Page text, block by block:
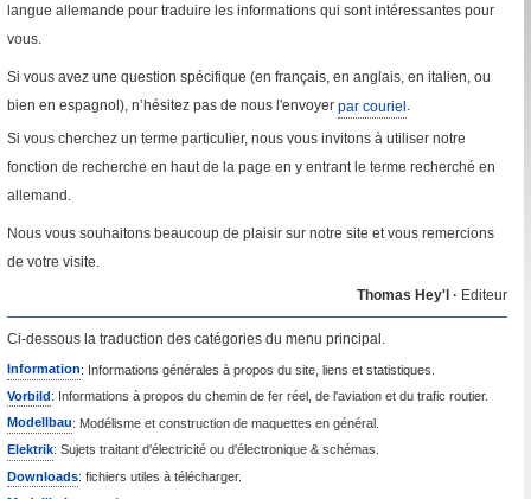
langue allemande pour traduire les informations qui sont intéressantes pour
vous.
Si vous avez une question spécifique (en français, en anglais, en italien, ou
bien en espagnol), n’hésitez pas de nous l'envoyer par couriel.
Si vous cherchez un terme particulier, nous vous invitons à utiliser notre
fonction de recherche en haut de la page en y entrant le terme recherché en
allemand.
Nous vous souhaitons beaucoup de plaisir sur notre site et vous remercions
de votre visite.
Thomas Hey'l · Editeur
Ci-dessous la traduction des catégories du menu principal.
Information: Informations générales à propos du site, liens et statistiques.
Vorbild: Informations à propos du chemin de fer réel, de l'aviation et du trafic routier.
Modellbau: Modélisme et construction de maquettes en général.
Elektrik: Sujets traitant d'électricité ou d'électronique & schémas.
Downloads: fichiers utiles à télécharger.